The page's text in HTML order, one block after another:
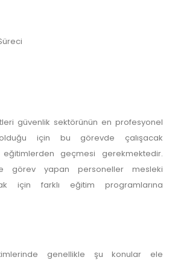
güvenlik sektörünün en profesyonel
için bu görevde çalışacak
geçmesi gerekmektedir.
görev yapan personeller mesleki
için farklı eğitim programlarına
genellikle şu konular ele